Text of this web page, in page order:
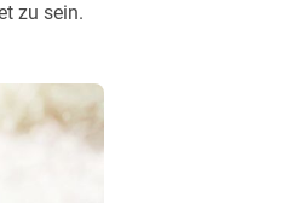
zu sein.